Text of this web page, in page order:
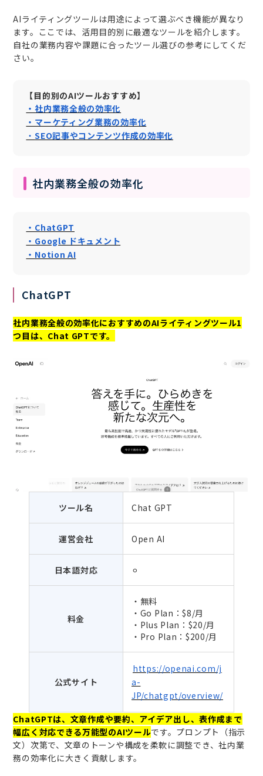
AIライティングツールは用途によって選ぶべき機能が異なり
ます。ここでは、活用目的別に最適なツールを紹介します。
自社の業務内容や課題に合ったツール選びの参考にしてくだ
さい。
【目的別のAIツールおすすめ】
・社内業務全般の効率化
・マーケティング業務の効率化
・SEO記事やコンテンツ作成の効率化
社内業務全般の効率化
・ChatGPT
・Google ドキュメント
・Notion AI
ChatGPT
社内業務全般の効率化におすすめのAIライティングツール1
つ目は、Chat GPTです。
ツール名 Chat GPT
運営会社 Open AI
日本語対応 ⚪︎
料金
・無料
・Go Plan：$8/月
・Plus Plan：$20/月
・Pro Plan：$200/月
公式サイト
https://openai.com/j
a-
JP/chatgpt/overview/
ChatGPTは、文章作成や要約、アイデア出し、表作成まで
幅広く対応できる万能型のAIツールです。プロンプト（指示
文）次第で、文章のトーンや構成を柔軟に調整でき、社内業
務の効率化に大きく貢献します。